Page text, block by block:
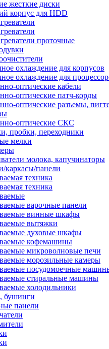
жесткие диски
корпус для HDD
проточные
охлаждение для корпусов
охлаждение для
оптические кабели
оптические патч-корды
оптические разъемы,
оптические СКС
пробки, переходники
мелки
молока, капучинаторы
каркасы/панели
техника
техника
варочные панели
винные шкафы
вытяжки
духовые шкафы
кофемашины
микроволновые печи
морозильные камеры
посудомоечные
стиральные машины
холодильники
бушинги
панели